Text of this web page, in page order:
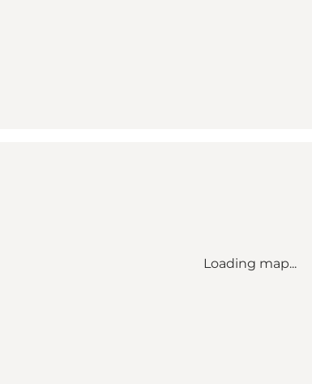
Loading map...